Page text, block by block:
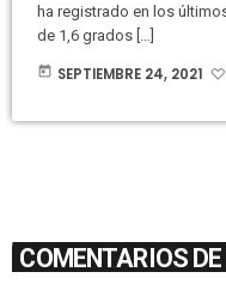
ha registrado en los
de 1,6 grados […]
today SEPTIEMBRE 24, 2021
COMENTARIOS